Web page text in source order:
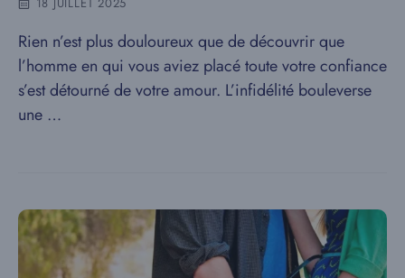
Rien n’est plus douloureux que de découvrir que
l’homme en qui vous aviez placé toute votre confiance
s’est détourné de votre amour. L’infidélité bouleverse
une …